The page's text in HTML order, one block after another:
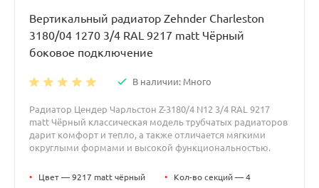
Вертикальный радиатор Zehnder Charleston
3180/04 1270 3/4 RAL 9217 matt Чёрный
боковое подключение
В наличии: Много
Радиатор Цендер Чарльстон Z-3180/4 N12 3/4 RAL 9217
matt Чёрный классическая модель трубчатых радиаторов
дарит комфорт и тепло, а также отличается мягкими
округлыми формами и высокой функциональностью.
• Цвет — 9217 matt чёрный • Кол-во секций — 4